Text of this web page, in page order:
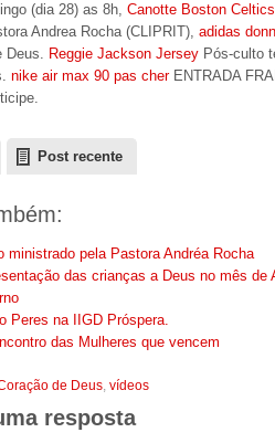
(dia 28) as 8h, Canotte Boston Celtics
Andrea Rocha (CLIPRIT), adidas
Deus. Reggie Jackson Jersey Pós-culto
nike air max 90 pas cherENTRADA
Post recente
ministrado pela Pastora Andréa Rocha
das crianças a Deus no mês de
Peres na IIGD Próspera.
das Mulheres que vencem
de Deus, vídeos
resposta